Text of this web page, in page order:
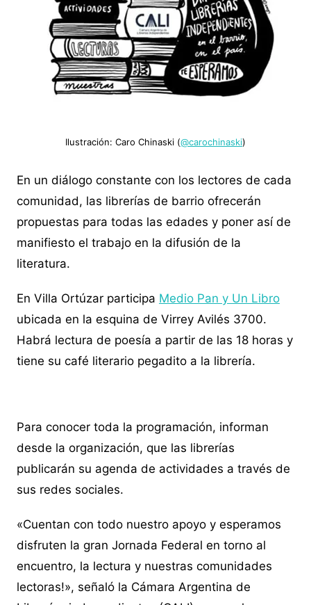
Ilustración: Caro Chinaski (@carochinaski)
En un diálogo constante con los lectores de cada
comunidad, las librerías de barrio ofrecerán
propuestas para todas las edades y poner así de
manifiesto el trabajo en la difusión de la
literatura.
En Villa Ortúzar participa Medio Pan y Un Libro
ubicada en la esquina de Virrey Avilés 3700.
Habrá lectura de poesía a partir de las 18 horas y
tiene su café literario pegadito a la librería.
Para conocer toda la programación, informan
desde la organización, que las librerías
publicarán su agenda de actividades a través de
sus redes sociales.
«Cuentan con todo nuestro apoyo y esperamos
disfruten la gran Jornada Federal en torno al
encuentro, la lectura y nuestras comunidades
lectoras!», señaló la Cámara Argentina de